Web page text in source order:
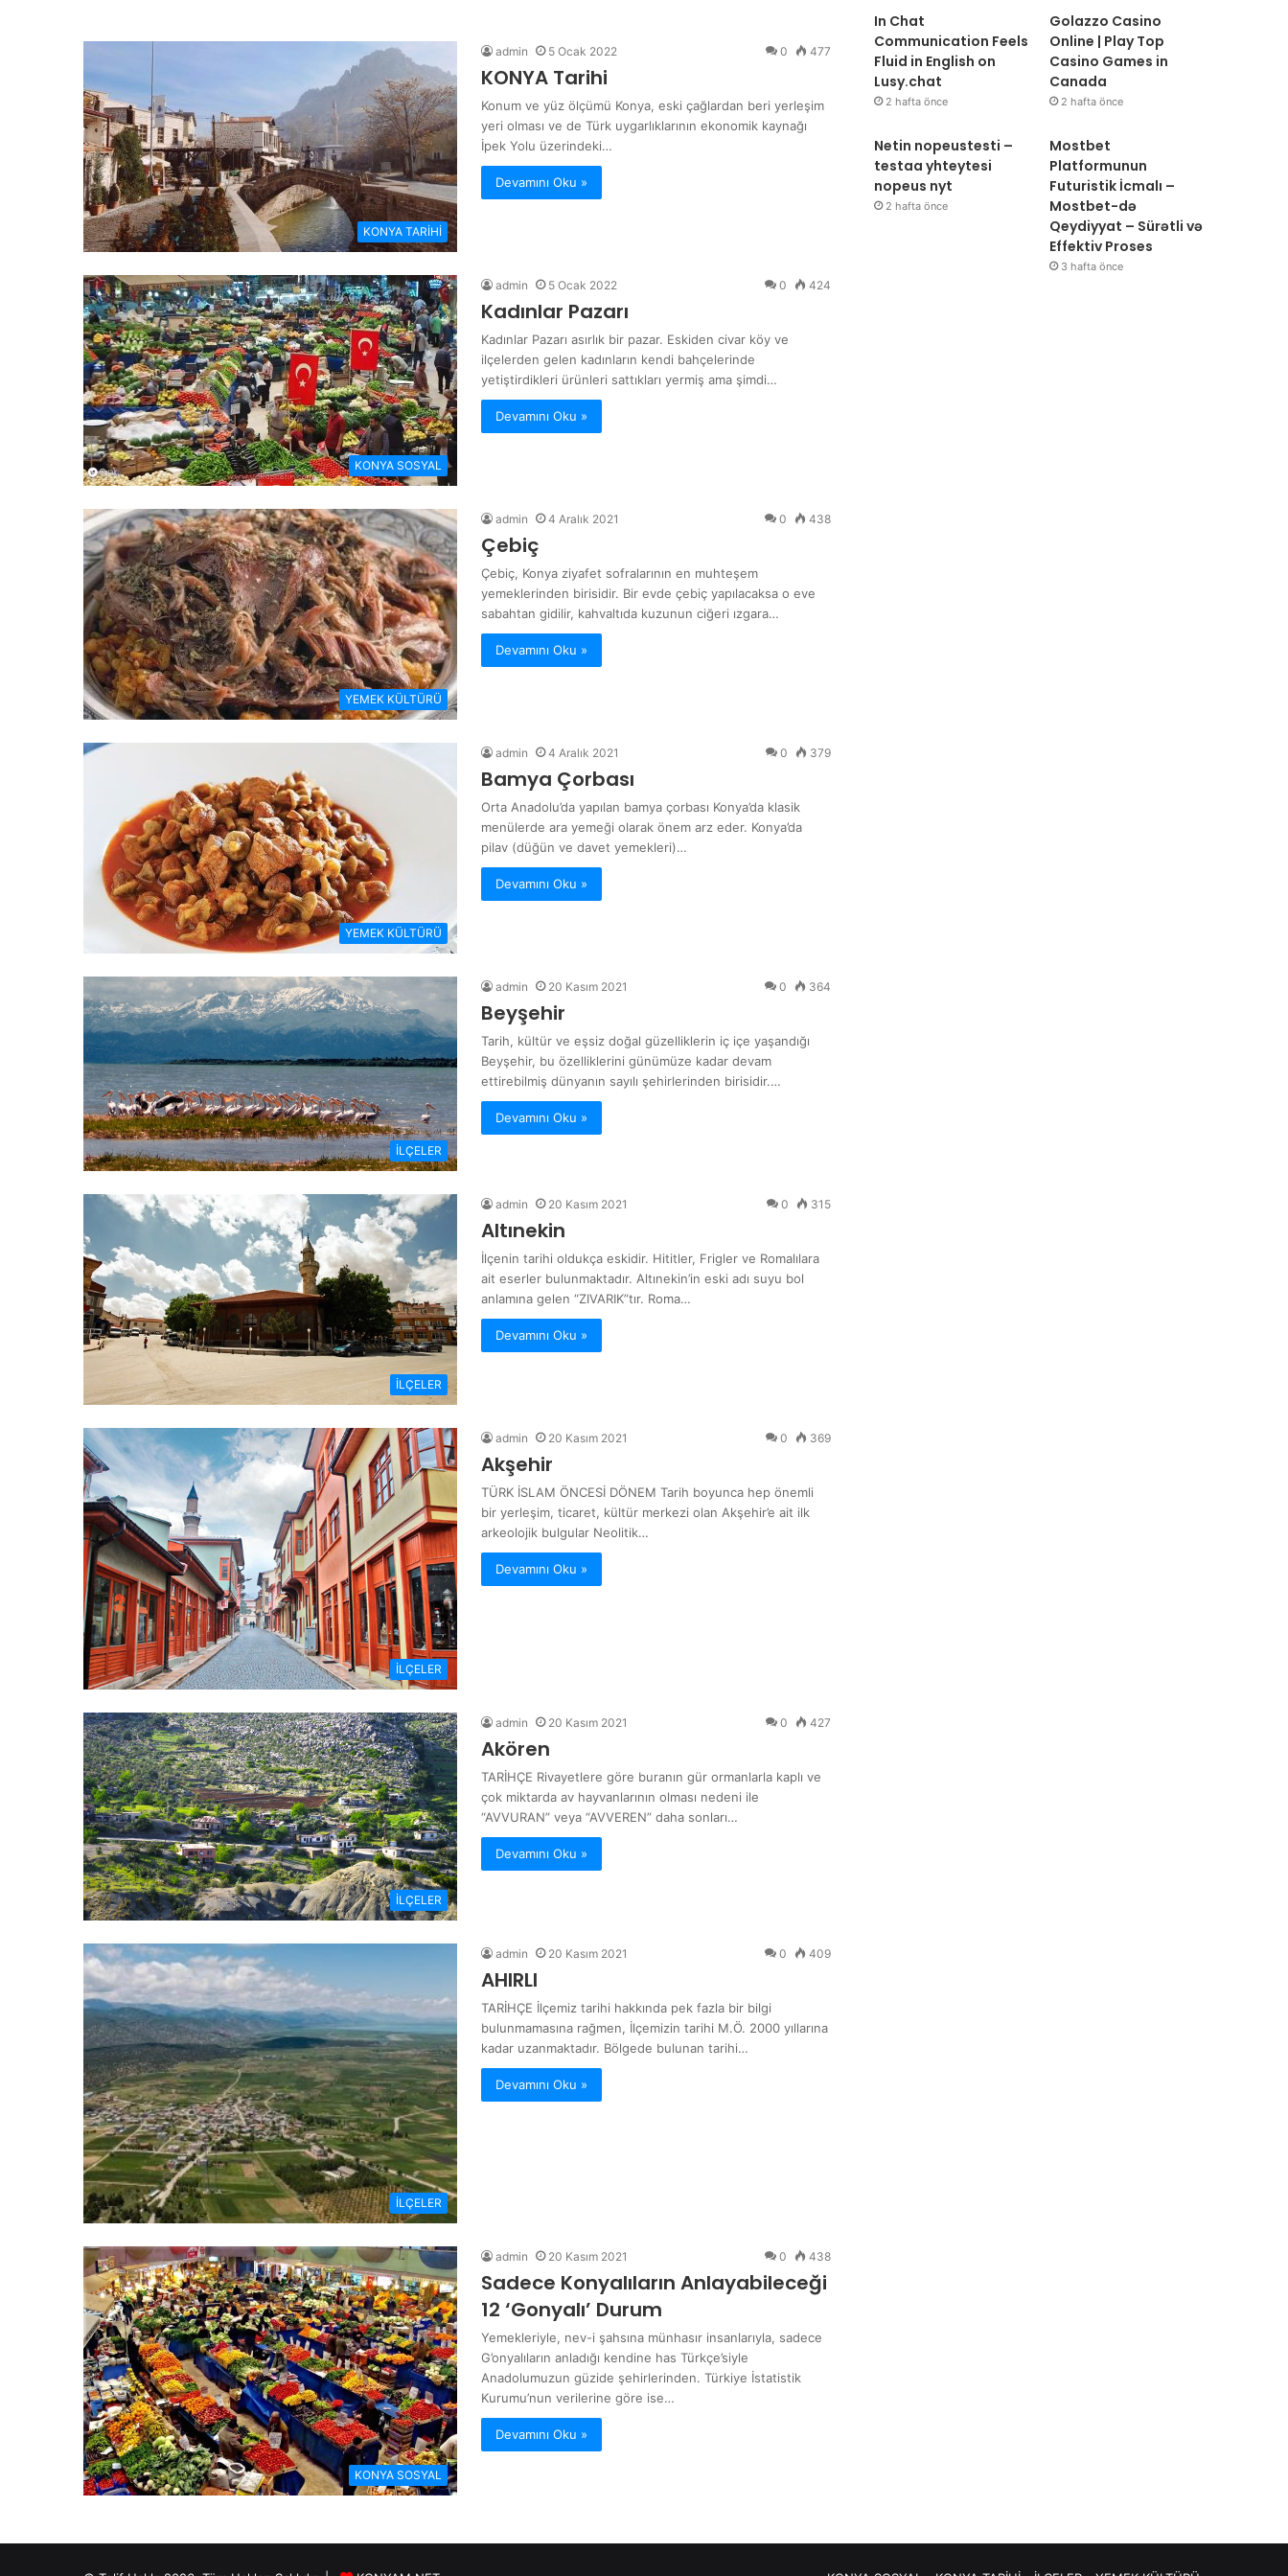
KONYA TARİHİ
admin 5 Ocak 2022 0 477
KONYA Tarihi
Konum ve yüz ölçümü Konya, eski çağlardan beri yerleşim
yeri olması ve de Türk uygarlıklarının ekonomik kaynağı
İpek Yolu üzerindeki…
Devamını Oku »
KONYA SOSYAL
admin 5 Ocak 2022 0 424
Kadınlar Pazarı
Kadınlar Pazarı asırlık bir pazar. Eskiden civar köy ve
ilçelerden gelen kadınların kendi bahçelerinde
yetiştirdikleri ürünleri sattıkları yermiş ama şimdi…
Devamını Oku »
YEMEK KÜLTÜRÜ
admin 4 Aralık 2021 0 438
Çebiç
Çebiç, Konya ziyafet sofralarının en muhteşem
yemeklerinden birisidir. Bir evde çebiç yapılacaksa o eve
sabahtan gidilir, kahvaltıda kuzunun ciğeri ızgara…
Devamını Oku »
YEMEK KÜLTÜRÜ
admin 4 Aralık 2021 0 379
Bamya Çorbası
Orta Anadolu’da yapılan bamya çorbası Konya’da klasik
menülerde ara yemeği olarak önem arz eder. Konya’da
pilav (düğün ve davet yemekleri)…
Devamını Oku »
İLÇELER
admin 20 Kasım 2021 0 364
Beyşehir
Tarih, kültür ve eşsiz doğal güzelliklerin iç içe yaşandığı
Beyşehir, bu özelliklerini günümüze kadar devam
ettirebilmiş dünyanın sayılı şehirlerinden birisidir.…
Devamını Oku »
İLÇELER
admin 20 Kasım 2021 0 315
Altınekin
İlçenin tarihi oldukça eskidir. Hititler, Frigler ve Romalılara
ait eserler bulunmaktadır. Altınekin’in eski adı suyu bol
anlamına gelen “ZIVARIK”tır. Roma…
Devamını Oku »
İLÇELER
admin 20 Kasım 2021 0 369
Akşehir
TÜRK İSLAM ÖNCESİ DÖNEM Tarih boyunca hep önemli
bir yerleşim, ticaret, kültür merkezi olan Akşehir’e ait ilk
arkeolojik bulgular Neolitik…
Devamını Oku »
İLÇELER
admin 20 Kasım 2021 0 427
Akören
TARİHÇE Rivayetlere göre buranın gür ormanlarla kaplı ve
çok miktarda av hayvanlarının olması nedeni ile
“AVVURAN” veya “AVVEREN” daha sonları…
Devamını Oku »
İLÇELER
admin 20 Kasım 2021 0 409
AHIRLI
TARİHÇE İlçemiz tarihi hakkında pek fazla bir bilgi
bulunmamasına rağmen, İlçemizin tarihi M.Ö. 2000 yıllarına
kadar uzanmaktadır. Bölgede bulunan tarihi…
Devamını Oku »
KONYA SOSYAL
admin 20 Kasım 2021 0 438
Sadece Konyalıların Anlayabileceği
12 ‘Gonyalı’ Durum
Yemekleriyle, nev-i şahsına münhasır insanlarıyla, sadece
G’onyalıların anladığı kendine has Türkçe’siyle
Anadolumuzun güzide şehirlerinden. Türkiye İstatistik
Kurumu’nun verilerine göre ise…
Devamını Oku »
In Chat
Communication Feels
Fluid in English on
Lusy.chat
2 hafta önce
Golazzo Casino
Online | Play Top
Casino Games in
Canada
2 hafta önce
Netin nopeustesti –
testaa yhteytesi
nopeus nyt
2 hafta önce
Mostbet
Platformunun
Futuristik İcmalı –
Mostbet-də
Qeydiyyat – Sürətli və
Effektiv Proses
3 hafta önce